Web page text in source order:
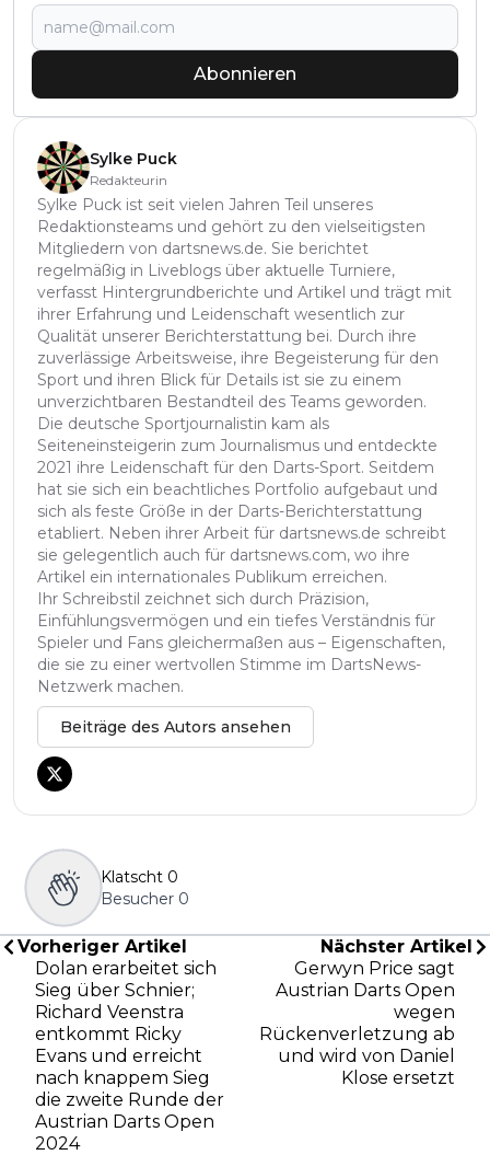
Abonnieren
Sylke Puck
Redakteurin
Sylke Puck ist seit vielen Jahren Teil unseres
Redaktionsteams und gehört zu den vielseitigsten
Mitgliedern von dartsnews.de. Sie berichtet
regelmäßig in Liveblogs über aktuelle Turniere,
verfasst Hintergrundberichte und Artikel und trägt mit
ihrer Erfahrung und Leidenschaft wesentlich zur
Qualität unserer Berichterstattung bei. Durch ihre
zuverlässige Arbeitsweise, ihre Begeisterung für den
Sport und ihren Blick für Details ist sie zu einem
unverzichtbaren Bestandteil des Teams geworden.
Die deutsche Sportjournalistin kam als
Seiteneinsteigerin zum Journalismus und entdeckte
2021 ihre Leidenschaft für den Darts-Sport. Seitdem
hat sie sich ein beachtliches Portfolio aufgebaut und
sich als feste Größe in der Darts-Berichterstattung
etabliert. Neben ihrer Arbeit für dartsnews.de schreibt
sie gelegentlich auch für dartsnews.com, wo ihre
Artikel ein internationales Publikum erreichen.
Ihr Schreibstil zeichnet sich durch Präzision,
Einfühlungsvermögen und ein tiefes Verständnis für
Spieler und Fans gleichermaßen aus – Eigenschaften,
die sie zu einer wertvollen Stimme im DartsNews-
Netzwerk machen.
Beiträge des Autors ansehen
Klatscht 0
Besucher 0
Vorheriger Artikel
Dolan erarbeitet sich
Sieg über Schnier;
Richard Veenstra
entkommt Ricky
Evans und erreicht
nach knappem Sieg
die zweite Runde der
Austrian Darts Open
2024
Nächster Artikel
Gerwyn Price sagt
Austrian Darts Open
wegen
Rückenverletzung ab
und wird von Daniel
Klose ersetzt